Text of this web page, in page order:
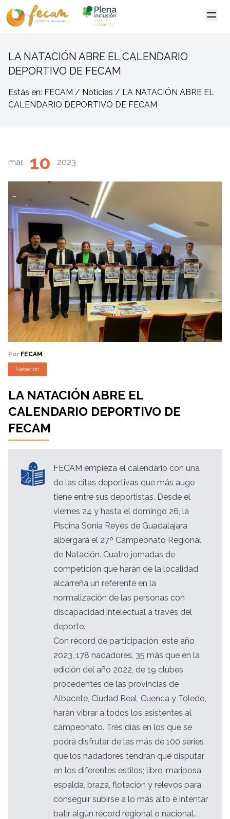
LA NATACIÓN ABRE EL CALENDARIO
DEPORTIVO DE FECAM
Estás en: FECAM / Noticias / LA NATACIÓN ABRE EL
CALENDARIO DEPORTIVO DE FECAM
mar. 10 2023
Por FECAM
Natación
LA NATACIÓN ABRE EL
CALENDARIO DEPORTIVO DE
FECAM
FECAM empieza el calendario con una
de las citas deportivas que más auge
tiene entre sus deportistas. Desde el
viernes 24 y hasta el domingo 26, la
Piscina Sonia Reyes de Guadalajara
albergará el 27º Campeonato Regional
de Natación. Cuatro jornadas de
competición que harán de la localidad
alcarreña un referente en la
normalización de las personas con
discapacidad intelectual a través del
deporte.
Con récord de participación, este año
2023, 178 nadadores, 35 más que en la
edición del año 2022, de 19 clubes
procedentes de las provincias de
Albacete, Ciudad Real, Cuenca y Toledo,
harán vibrar a todos los asistentes al
campeonato. Tres días en los que se
podrá disfrutar de las más de 100 series
que los nadadores tendrán que disputar
en los diferentes estilos; libre, mariposa,
espalda, braza, flotación y relevos para
conseguir subirse a lo más alto e intentar
batir algún récord regional o nacional.